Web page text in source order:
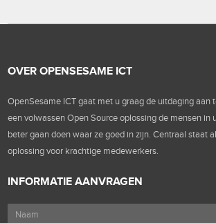
OVER OPENSESAME ICT
OpenSesame ICT gaat met u graag de uitdaging aan
een volwassen Open Source oplossing de mensen in
beter gaan doen waar ze goed in zijn. Centraal staat
oplossing voor krachtige medewerkers.
INFORMATIE AANVRAGEN